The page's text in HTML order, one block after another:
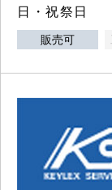
日・祝祭日
販売可